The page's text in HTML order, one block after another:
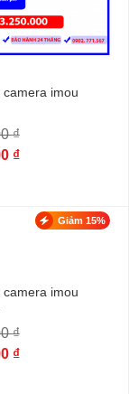
imou
₫
₫
Giảm 15%
imou
₫
₫